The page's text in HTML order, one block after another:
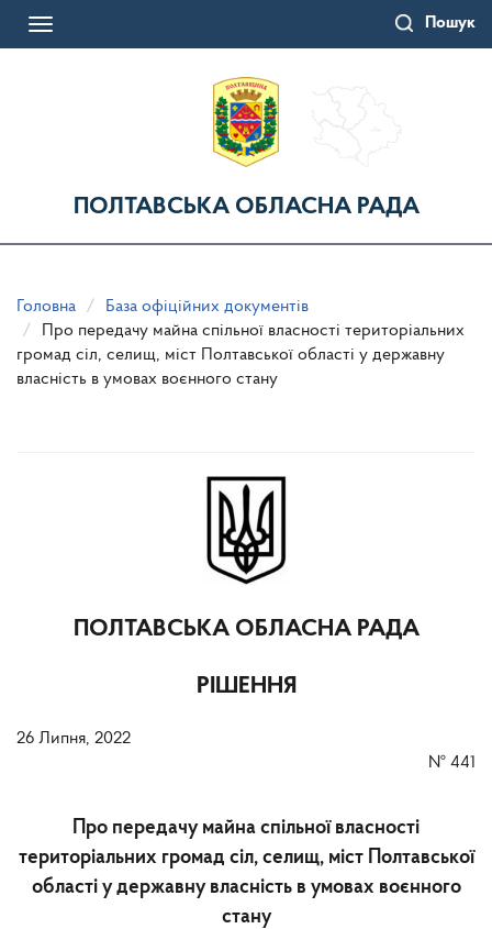
Пошук
Toggle
ПОЛТАВСЬКА ОБЛАСНА РАДА
Головна
База офіційних документів
Про передачу майна спільної власності територіальних
громад сіл, селищ, міст Полтавської області у державну
власність в умовах воєнного стану
ПОЛТАВСЬКА ОБЛАСНА РАДА
РІШЕННЯ
26 Липня, 2022
№ 441
Про передачу майна спільної власності
територіальних громад сіл, селищ, міст Полтавської
області у державну власність в умовах воєнного
стану